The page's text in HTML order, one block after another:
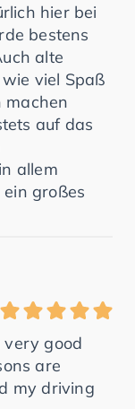
hier bei
bestens
alte
viel Spaß
machen
auf das
allem
großes
good
are
my driving